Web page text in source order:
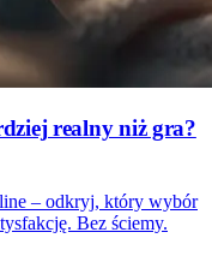
realny niż gra?
– odkryj, który wybór
Bez ściemy.